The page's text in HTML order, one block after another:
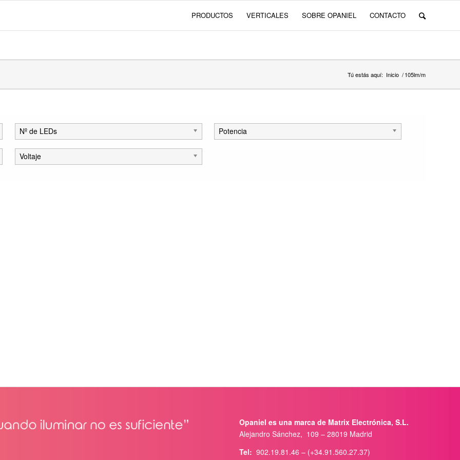
PRODUCTOS VERTICALES SOBRE OPANIEL CONTACTO
Tú estás aquí: Inicio /105lm/m
Nº de LEDs Potencia
Voltaje
Opaniel es una marca de Matrix Electrónica, S.L.
Alejandro Sánchez, 109 – 28019 Madrid
Tel: 902.19.81.46 – (+34.91.560.27.37)